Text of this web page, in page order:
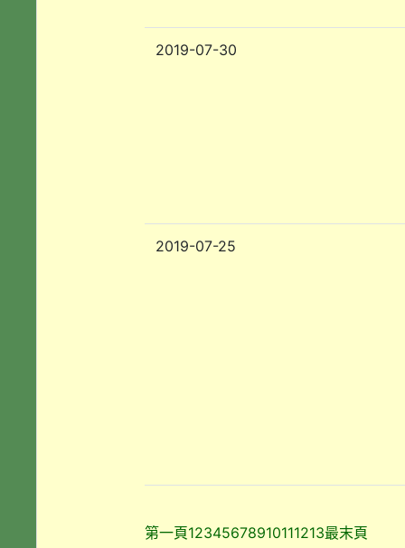
2019-07-30
2019-07-25
第一頁12345678910111213最末頁